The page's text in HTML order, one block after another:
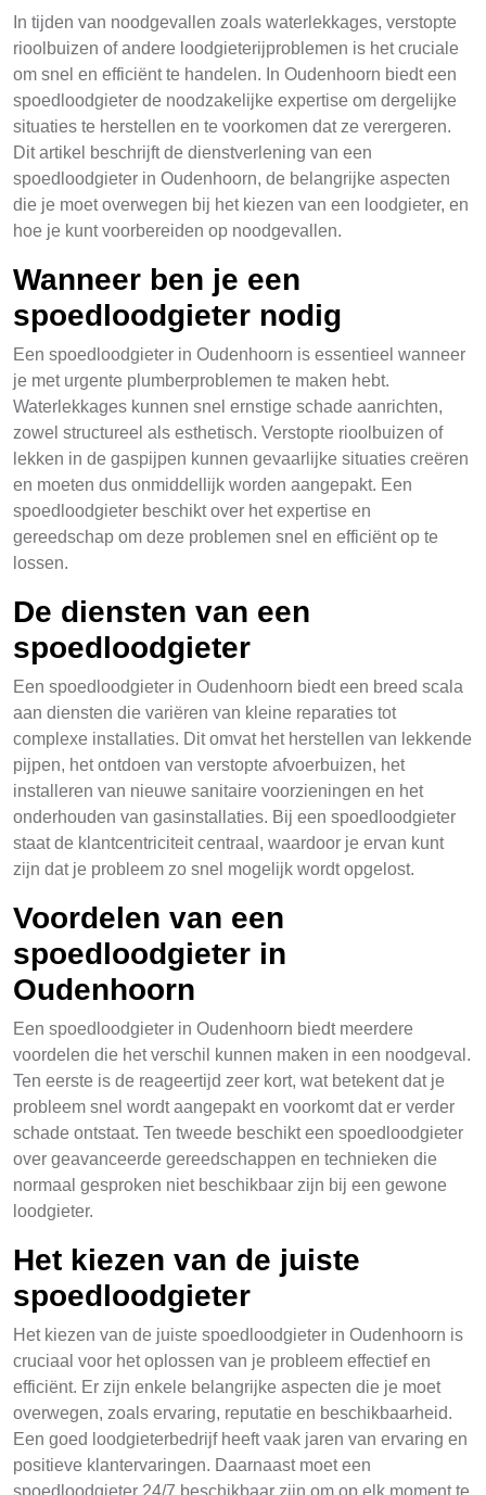
In tijden van noodgevallen zoals waterlekkages, verstopte
rioolbuizen of andere loodgieterijproblemen is het cruciale
om snel en efficiënt te handelen. In Oudenhoorn biedt een
spoedloodgieter de noodzakelijke expertise om dergelijke
situaties te herstellen en te voorkomen dat ze verergeren.
Dit artikel beschrijft de dienstverlening van een
spoedloodgieter in Oudenhoorn, de belangrijke aspecten
die je moet overwegen bij het kiezen van een loodgieter, en
hoe je kunt voorbereiden op noodgevallen.
Wanneer ben je een
spoedloodgieter nodig
Een spoedloodgieter in Oudenhoorn is essentieel wanneer
je met urgente plumberproblemen te maken hebt.
Waterlekkages kunnen snel ernstige schade aanrichten,
zowel structureel als esthetisch. Verstopte rioolbuizen of
lekken in de gaspijpen kunnen gevaarlijke situaties creëren
en moeten dus onmiddellijk worden aangepakt. Een
spoedloodgieter beschikt over het expertise en
gereedschap om deze problemen snel en efficiënt op te
lossen.
De diensten van een
spoedloodgieter
Een spoedloodgieter in Oudenhoorn biedt een breed scala
aan diensten die variëren van kleine reparaties tot
complexe installaties. Dit omvat het herstellen van lekkende
pijpen, het ontdoen van verstopte afvoerbuizen, het
installeren van nieuwe sanitaire voorzieningen en het
onderhouden van gasinstallaties. Bij een spoedloodgieter
staat de klantcentriciteit centraal, waardoor je ervan kunt
zijn dat je probleem zo snel mogelijk wordt opgelost.
Voordelen van een
spoedloodgieter in
Oudenhoorn
Een spoedloodgieter in Oudenhoorn biedt meerdere
voordelen die het verschil kunnen maken in een noodgeval.
Ten eerste is de reageertijd zeer kort, wat betekent dat je
probleem snel wordt aangepakt en voorkomt dat er verder
schade ontstaat. Ten tweede beschikt een spoedloodgieter
over geavanceerde gereedschappen en technieken die
normaal gesproken niet beschikbaar zijn bij een gewone
loodgieter.
Het kiezen van de juiste
spoedloodgieter
Het kiezen van de juiste spoedloodgieter in Oudenhoorn is
cruciaal voor het oplossen van je probleem effectief en
efficiënt. Er zijn enkele belangrijke aspecten die je moet
overwegen, zoals ervaring, reputatie en beschikbaarheid.
Een goed loodgieterbedrijf heeft vaak jaren van ervaring en
positieve klantervaringen. Daarnaast moet een
spoedloodgieter 24/7 beschikbaar zijn om op elk moment te